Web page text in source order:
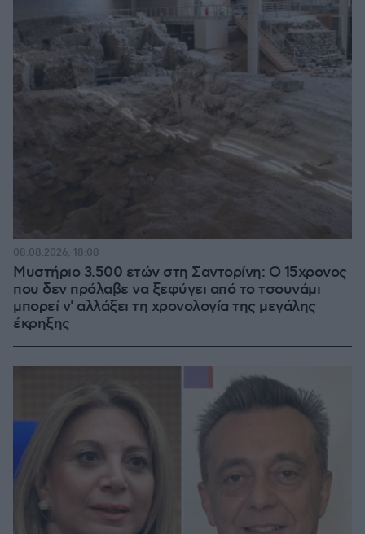
Μυστήριο 3.500 ετών στη Σαντορίνη: Ο 15χρονος
που δεν πρόλαβε να ξεφύγει από το τσουνάμι
μπορεί ν' αλλάξει τη χρονολογία της μεγάλης
έκρηξης
08.08.2026, 18:08